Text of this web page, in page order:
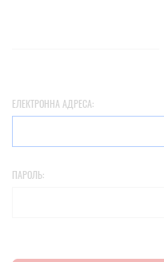
ЕЛЕКТРОННА АДРЕСА:
ПАРОЛЬ: